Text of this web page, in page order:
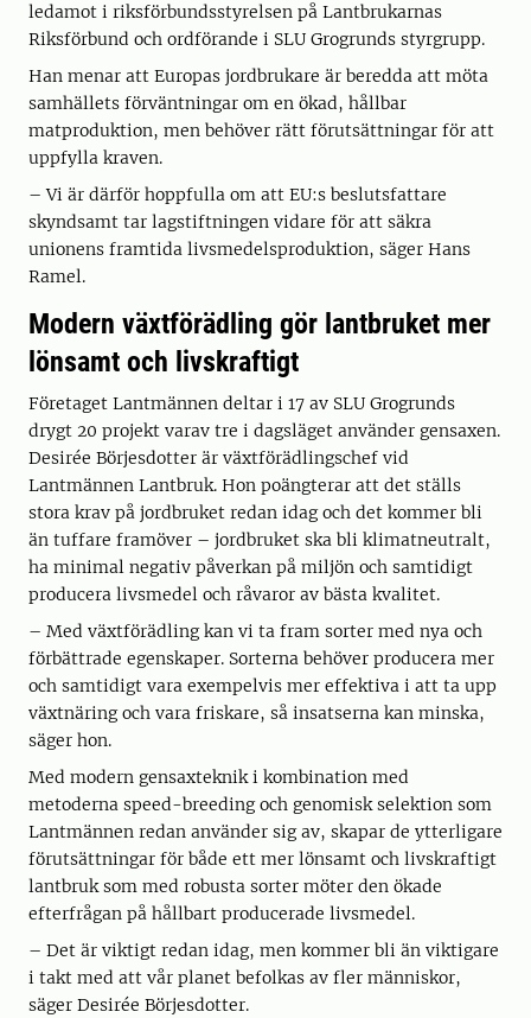
ledamot i riksförbundsstyrelsen på Lantbrukarnas
Riksförbund och ordförande i SLU Grogrunds styrgrupp.
Han menar att Europas jordbrukare är beredda att möta
samhällets förväntningar om en ökad, hållbar
matproduktion, men behöver rätt förutsättningar för att
uppfylla kraven.
– Vi är därför hoppfulla om att EU:s beslutsfattare
skyndsamt tar lagstiftningen vidare för att säkra
unionens framtida livsmedelsproduktion, säger Hans
Ramel.
Modern växtförädling gör lantbruket mer
lönsamt och livskraftigt
Företaget Lantmännen deltar i 17 av SLU Grogrunds
drygt 20 projekt varav tre i dagsläget använder gensaxen.
Desirée Börjesdotter är växtförädlingschef vid
Lantmännen Lantbruk. Hon poängterar att det ställs
stora krav på jordbruket redan idag och det kommer bli
än tuffare framöver – jordbruket ska bli klimatneutralt,
ha minimal negativ påverkan på miljön och samtidigt
producera livsmedel och råvaror av bästa kvalitet.
– Med växtförädling kan vi ta fram sorter med nya och
förbättrade egenskaper. Sorterna behöver producera mer
och samtidigt vara exempelvis mer effektiva i att ta upp
växtnäring och vara friskare, så insatserna kan minska,
säger hon.
Med modern gensaxteknik i kombination med
metoderna speed-breeding och genomisk selektion som
Lantmännen redan använder sig av, skapar de ytterligare
förutsättningar för både ett mer lönsamt och livskraftigt
lantbruk som med robusta sorter möter den ökade
efterfrågan på hållbart producerade livsmedel.
– Det är viktigt redan idag, men kommer bli än viktigare
i takt med att vår planet befolkas av fler människor,
säger Desirée Börjesdotter.